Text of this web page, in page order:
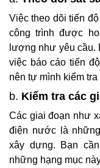
Việc theo dõi tiến
công trình được
lượng như yêu cầu.
việc báo cáo tiến
nên tự mình kiểm
b. Kiểm tra các
Các giai đoạn như
điện nước là
xây dựng. Bạn
những hạng mục